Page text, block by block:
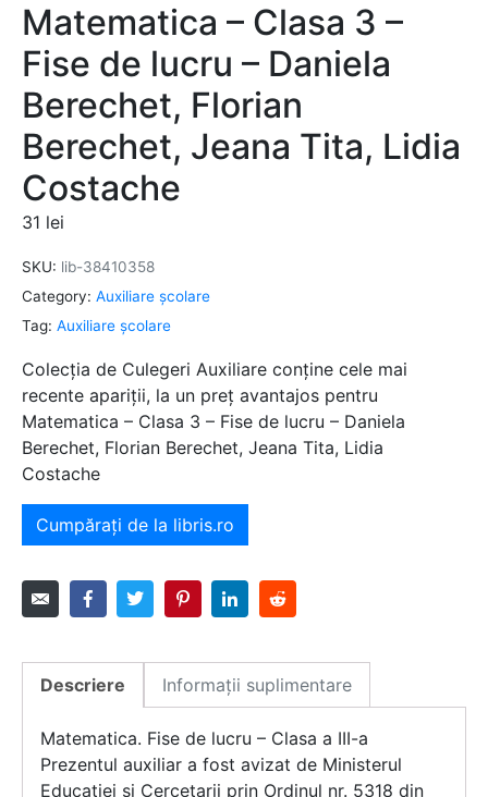
Matematica – Clasa 3 –
Fise de lucru – Daniela
Berechet, Florian
Berechet, Jeana Tita, Lidia
Costache
31 lei
SKU: lib-38410358
Category: Auxiliare şcolare
Tag: Auxiliare şcolare
Colecția de Culegeri Auxiliare conține cele mai
recente apariții, la un preț avantajos pentru
Matematica – Clasa 3 – Fise de lucru – Daniela
Berechet, Florian Berechet, Jeana Tita, Lidia
Costache
Cumpărați de la libris.ro
Descriere Informații suplimentare
Matematica. Fise de lucru – Clasa a III-a
Prezentul auxiliar a fost avizat de Ministerul
Educatiei si Cercetarii prin Ordinul nr. 5318 din